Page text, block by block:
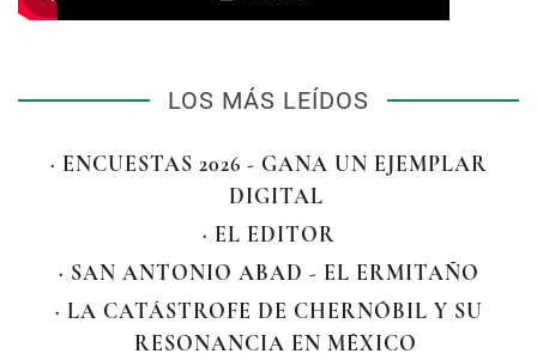
LOS MÁS LEÍDOS
· ENCUESTAS 2026 - GANA UN EJEMPLAR
DIGITAL
· EL EDITOR
· SAN ANTONIO ABAD - EL ERMITAÑO
· LA CATÁSTROFE DE CHERNÓBIL Y SU
RESONANCIA EN MÉXICO